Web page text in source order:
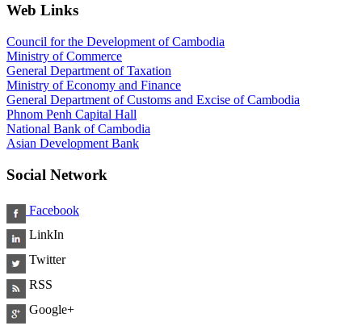
Web Links
Council for the Development of Cambodia
Ministry of Commerce
General Department of Taxation
Ministry of Economy and Finance
General Department of Customs and Excise of Cambodia
Phnom Penh Capital Hall
National Bank of Cambodia
Asian Development Bank
Social Network
Facebook
LinkIn
Twitter
RSS
Google+